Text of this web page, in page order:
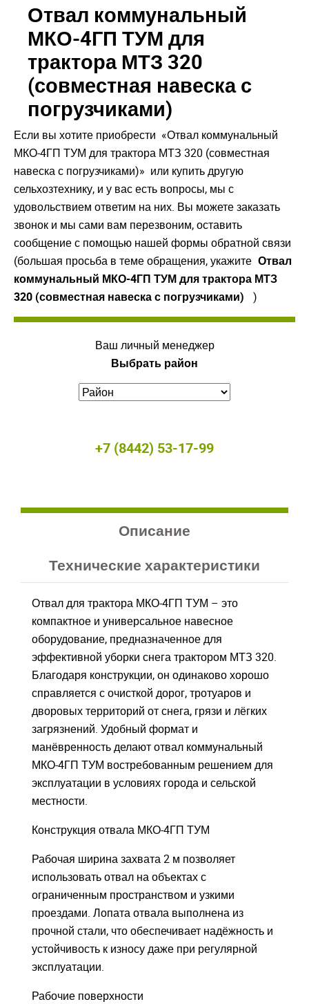
Отвал коммунальный
МКО-4ГП ТУМ для
трактора МТЗ 320
(совместная навеска с
погрузчиками)
Если вы хотите приобрести «Отвал коммунальный
МКО-4ГП ТУМ для трактора МТЗ 320 (совместная
навеска с погрузчиками)» или купить другую
сельхозтехнику, и у вас есть вопросы, мы с
удовольствием ответим на них. Вы можете заказать
звонок и мы сами вам перезвоним, оставить
сообщение с помощью нашей формы обратной связи
(большая просьба в теме обращения, укажите Отвал
коммунальный МКО-4ГП ТУМ для трактора МТЗ
320 (совместная навеска с погрузчиками)
)
Ваш личный менеджер
Выбрать район
+7 (8442) 53-17-99
Описание
Технические характеристики
Отвал для трактора МКО-4ГП ТУМ – это
компактное и универсальное навесное
оборудование, предназначенное для
эффективной уборки снега трактором МТЗ 320.
Благодаря конструкции, он одинаково хорошо
справляется с очисткой дорог, тротуаров и
дворовых территорий от снега, грязи и лёгких
загрязнений. Удобный формат и
манёвренность делают отвал коммунальный
МКО-4ГП ТУМ востребованным решением для
эксплуатации в условиях города и сельской
местности.
Конструкция отвала МКО-4ГП ТУМ
Рабочая ширина захвата 2 м позволяет
использовать отвал на объектах с
ограниченным пространством и узкими
проездами. Лопата отвала выполнена из
прочной стали, что обеспечивает надёжность и
устойчивость к износу даже при регулярной
эксплуатации.
Рабочие поверхности
Закрыть окно
Забыли пароль?
С возвращением!
Авторизуйтесь на сайте
введите свой логин и пароль
ВОЙТИ
Закрыть окно
Забыли пароль?
С возвращением!
Авторизуйтесь на сайте
введите свой логин и пароль
ВОЙТИ